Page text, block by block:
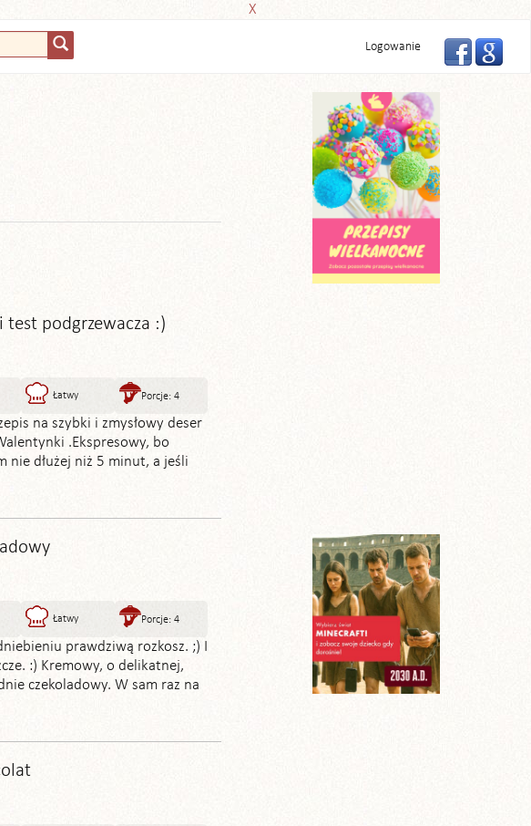
X
Logowanie
test podgrzewacza :)
Łatwy Porcje: 4
na szybki i zmysłowy deser
.Ekspresowy, bo
nie dłużej niż 5 minut, a jeśli
Łatwy Porcje: 4
prawdziwą rozkosz. ;) I
:) Kremowy, o delikatnej,
czekoladowy. W sam raz na